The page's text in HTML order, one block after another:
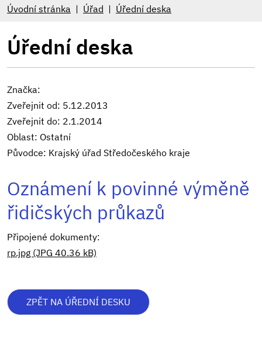
Úvodní stránka Úřad Úřední deska
Úřední deska
Značka:
Zveřejnit od: 5.12.2013
Zveřejnit do: 2.1.2014
Oblast: Ostatní
Původce: Krajský úřad Středočeského kraje
Oznámení k povinné výměně
řidičských průkazů
Připojené dokumenty:
rp.jpg (JPG 40.36 kB)
ZPĚT NA ÚŘEDNÍ DESKU